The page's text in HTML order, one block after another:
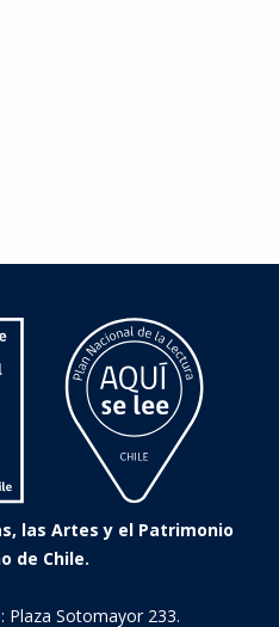
las Artes y el Patrimonio
de Chile.
Plaza Sotomayor 233.